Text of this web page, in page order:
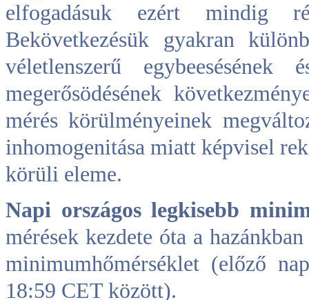
elfogadásuk ezért mindig
Bekövetkezésük gyakran
véletlenszerű
megerősödésének
mérés körülményeinek
inhomogenitása miatt képvisel
körüli eleme.
Napi országos legkisebb
mérések kezdete óta a
minimumhőmérséklet (előző
18:59 CET között).